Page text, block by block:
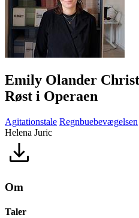
Emily Olander
Røst i Operaen
Agitationstale Regnbuebevægelsen
Helena Juric
Om
Taler